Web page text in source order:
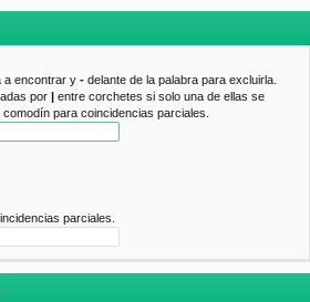
a encontrar y - delante de la palabra para excluirla.
por | entre corchetes si solo una de ellas se
para coincidencias parciales.
parciales.